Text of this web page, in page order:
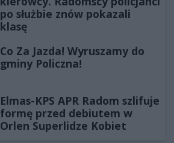
po służbie znów pokazali
klasę
Co Za Jazda! Wyruszamy do
gminy Policzna!
Elmas-KPS APR Radom szlifuje
formę przed debiutem w
Orlen Superlidze Kobiet